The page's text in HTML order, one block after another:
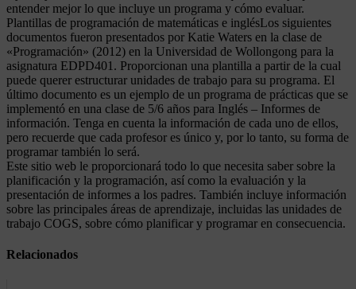
entender mejor lo que incluye un programa y cómo evaluar.
Plantillas de programación de matemáticas e inglésLos siguientes
documentos fueron presentados por Katie Waters en la clase de
«Programación» (2012) en la Universidad de Wollongong para la
asignatura EDPD401. Proporcionan una plantilla a partir de la cual
puede querer estructurar unidades de trabajo para su programa. El
último documento es un ejemplo de un programa de prácticas que se
implementó en una clase de 5/6 años para Inglés – Informes de
información. Tenga en cuenta la información de cada uno de ellos,
pero recuerde que cada profesor es único y, por lo tanto, su forma de
programar también lo será.
Este sitio web le proporcionará todo lo que necesita saber sobre la
planificación y la programación, así como la evaluación y la
presentación de informes a los padres. También incluye información
sobre las principales áreas de aprendizaje, incluidas las unidades de
trabajo COGS, sobre cómo planificar y programar en consecuencia.
Relacionados